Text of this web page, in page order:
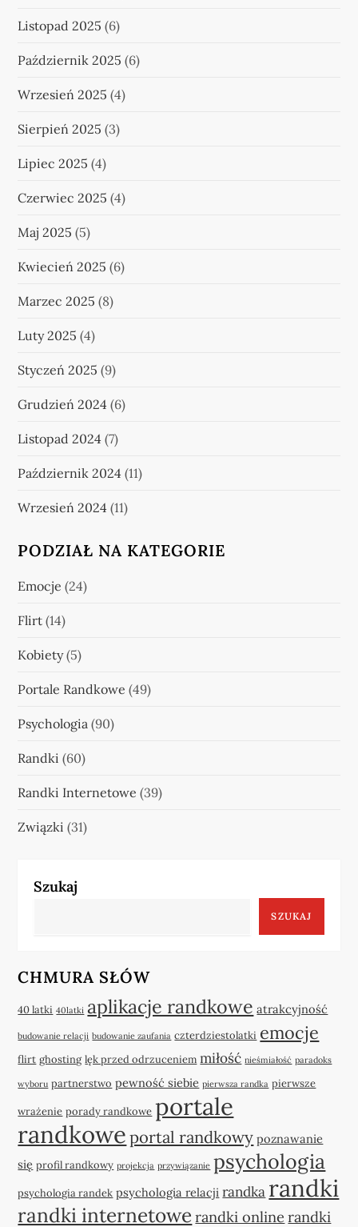
Listopad 2025 (6)
Październik 2025 (6)
Wrzesień 2025 (4)
Sierpień 2025 (3)
Lipiec 2025 (4)
Czerwiec 2025 (4)
Maj 2025 (5)
Kwiecień 2025 (6)
Marzec 2025 (8)
Luty 2025 (4)
Styczeń 2025 (9)
Grudzień 2024 (6)
Listopad 2024 (7)
Październik 2024 (11)
Wrzesień 2024 (11)
PODZIAŁ NA KATEGORIE
Emocje (24)
Flirt (14)
Kobiety(5)
Portale Randkowe (49)
Psychologia (90)
Randki (60)
Randki Internetowe (39)
Związki (31)
Szukaj
SZUKAJ
CHMURA SŁÓW
40 latki 40latki aplikacje randkowe atrakcyjność
budowanie relacji budowanie zaufania czterdziestolatki emocje
flirt ghosting lęk przed odrzuceniem miłość nieśmiałość paradoks
wyboru partnerstwo pewność siebie pierwsza randka pierwsze
wrażenie porady randkowe portale
randkowe portal randkowy poznawanie
się profil randkowy projekcja przywiązanie psychologia
psychologia randek psychologia relacji randka randki
randki internetowe randki online randki